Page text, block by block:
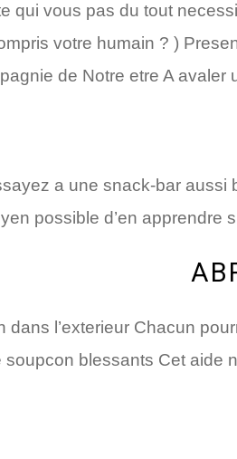
qui vous pas du tout
votre humain ? )
de Notre etre A
a une snack-bar aussi
possible d’en
l’exterieur Chacun
blessants Cet aide